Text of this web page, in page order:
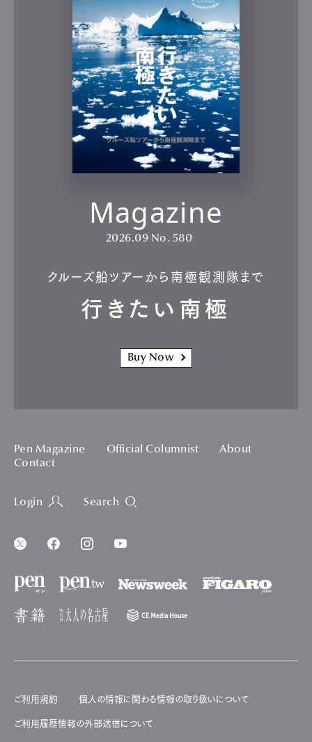
Magazine
2026.09 No. 580
クルーズ船ツアーから南極観測隊まで
行きたい南極
Buy Now
Pen Magazine Official Columnist
About
Contact
Login Search
ご利用規約 個人の情報に関わる情報の取り扱いについて
ご利用履歴情報の外部送信について